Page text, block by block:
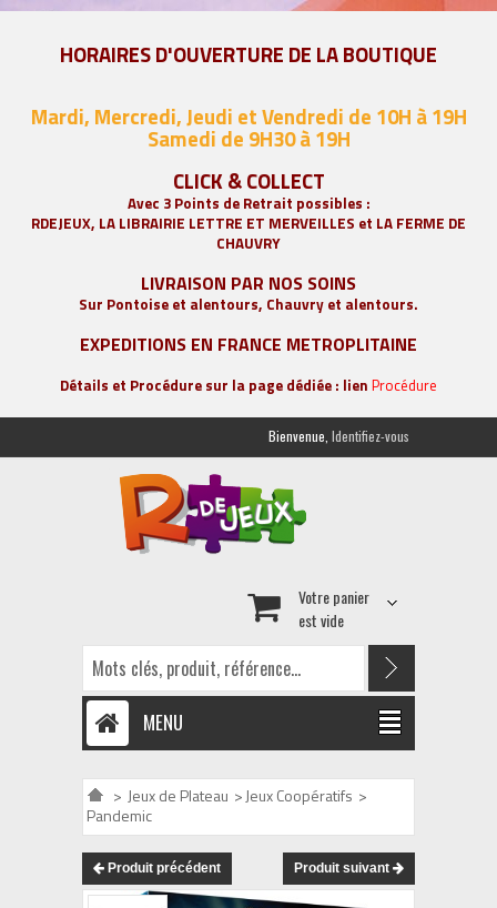
HORAIRES D'OUVERTURE DE LA BOUTIQUE
Mardi, Mercredi, Jeudi et Vendredi de 10H à 19H
Samedi de 9H30 à 19H
CLICK & COLLECT
Avec 3 Points de Retrait possibles :
RDEJEUX, LA LIBRAIRIE LETTRE ET MERVEILLES et LA FERME DE
CHAUVRY
LIVRAISON PAR NOS SOINS
Sur Pontoise et alentours, Chauvry et alentours.
EXPEDITIONS EN FRANCE METROPLITAINE
Détails et Procédure sur la page dédiée : lien Procédure
Bienvenue, Identifiez-vous
Votre panier
est vide
MENU
> Jeux de Plateau >Jeux Coopératifs >
Pandemic
Produit précédent Produit suivant